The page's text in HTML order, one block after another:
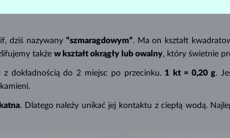
się w sieci krystalicznej kamienia chrom. Każdy klejnot
dziś nazywany “szmaragdowym”. Ma on kształt
także w kształt okrągły lub owalny, który świetnie
dokładnością do 2 miejsc po przecinku. 1 kt = 0,20 g.
. Dlatego należy unikać jej kontaktu z ciepłą wodą.